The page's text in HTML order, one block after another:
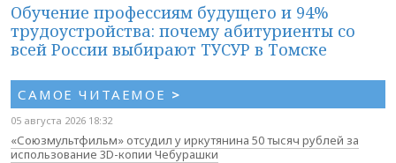
Обучение профессиям будущего и 94%
трудоустройства: почему абитуриенты со
всей России выбирают ТУСУР в Томске
САМОЕ ЧИТАЕМОЕ >
05 августа 2026 18:32
«Союзмультфильм» отсудил у иркутянина 50 тысяч рублей за
использование 3D-копии Чебурашки